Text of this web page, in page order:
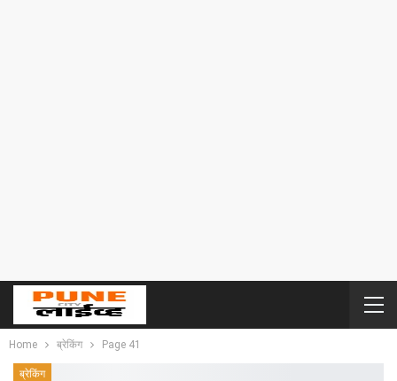
Home ब्रेकिंग Page 41
ब्रेकिंग